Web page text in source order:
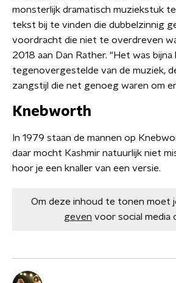
monsterlijk dramatisch muziekstuk
tekst bij te vinden die dubbelzinnig
voordracht die niet te overdreven
2018 aan Dan Rather. "Het was bijna
tegenovergestelde van de muziek,
zangstijl die net genoeg waren om
Knebworth
In 1979 staan de mannen op
daar mocht Kashmir natuurlijk niet
hoor je een knaller van een versie.
Om deze inhoud te tonen moet
geven voor social media